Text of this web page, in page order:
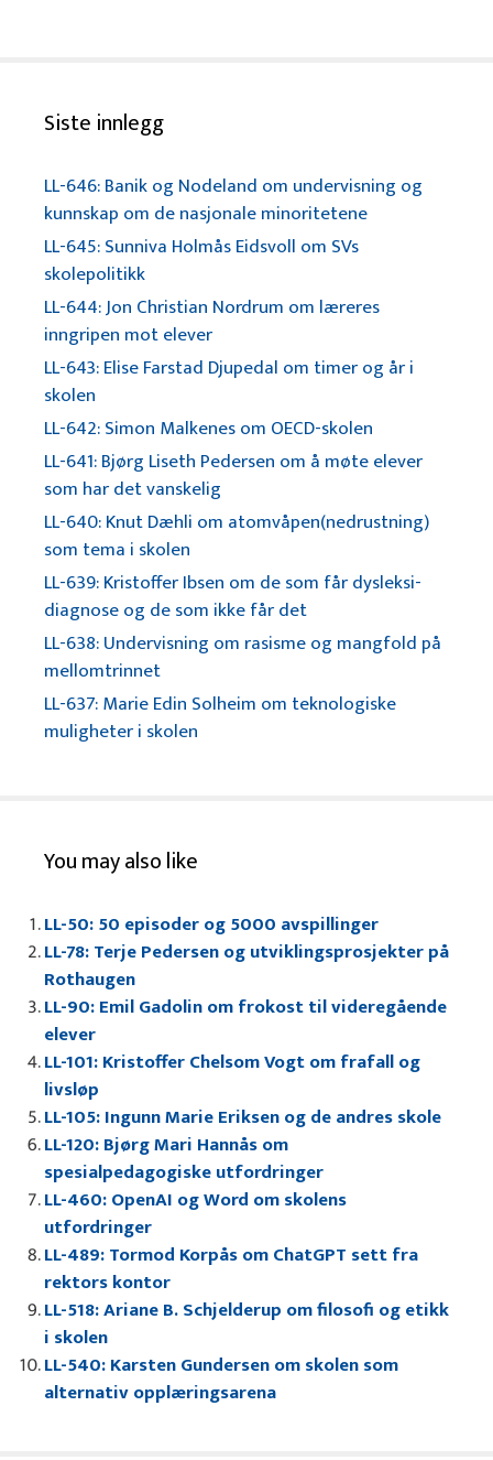
Siste innlegg
LL-646: Banik og Nodeland om undervisning og
kunnskap om de nasjonale minoritetene
LL-645: Sunniva Holmås Eidsvoll om SVs
skolepolitikk
LL-644: Jon Christian Nordrum om læreres
inngripen mot elever
LL-643: Elise Farstad Djupedal om timer og år i
skolen
LL-642: Simon Malkenes om OECD-skolen
LL-641: Bjørg Liseth Pedersen om å møte elever
som har det vanskelig
LL-640: Knut Dæhli om atomvåpen(nedrustning)
som tema i skolen
LL-639: Kristoffer Ibsen om de som får dysleksi-
diagnose og de som ikke får det
LL-638: Undervisning om rasisme og mangfold på
mellomtrinnet
LL-637: Marie Edin Solheim om teknologiske
muligheter i skolen
You may also like
LL-50: 50 episoder og 5000 avspillinger
LL-78: Terje Pedersen og utviklingsprosjekter på
Rothaugen
LL-90: Emil Gadolin om frokost til videregående
elever
LL-101: Kristoffer Chelsom Vogt om frafall og
livsløp
LL-105: Ingunn Marie Eriksen og de andres skole
LL-120: Bjørg Mari Hannås om
spesialpedagogiske utfordringer
LL-460: OpenAI og Word om skolens
utfordringer
LL-489: Tormod Korpås om ChatGPT sett fra
rektors kontor
LL-518: Ariane B. Schjelderup om filosofi og etikk
i skolen
LL-540: Karsten Gundersen om skolen som
alternativ opplæringsarena